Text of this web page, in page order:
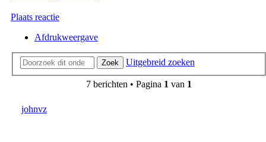
Plaats reactie
Afdrukweergave
Zoek Uitgebreid zoeken
7 berichten • Pagina 1 van 1
johnvz